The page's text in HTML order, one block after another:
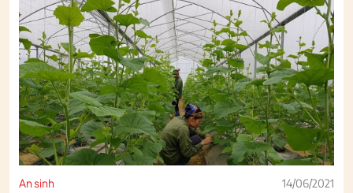
An sinh 14/06/2021